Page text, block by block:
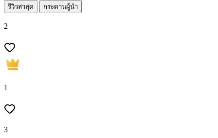
รีวิวล่าสุด กระดานผู้นำ
2
1
3